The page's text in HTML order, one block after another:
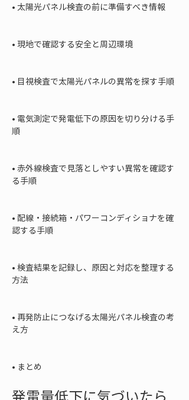
• 太陽光パネル検査の前に準備すべき情報
• 現地で確認する安全と周辺環境
• 目視検査で太陽光パネルの異常を探す手順
• 電気測定で発電低下の原因を切り分ける手
順
• 赤外線検査で見落としやすい異常を確認す
る手順
• 配線・接続箱・パワーコンディショナを確
認する手順
• 検査結果を記録し、原因と対応を整理する
方法
• 再発防止につなげる太陽光パネル検査の考
え方
• まとめ